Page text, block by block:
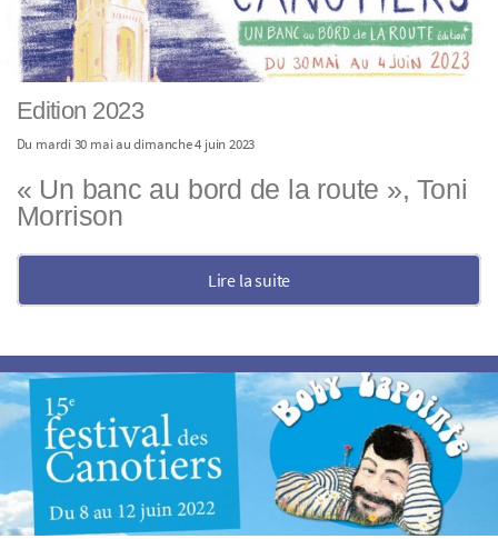
Edition 2023
Du mardi 30 mai au dimanche 4 juin 2023
« Un banc au bord de la route », Toni
Morrison
Lire la suite